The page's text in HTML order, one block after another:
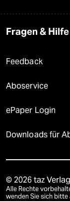
Fragen & Hilfe
Feedback
Aboservice
ePaper Login
Downloads für
© 2026 taz
Alle Rechte
wenden Sie sich bitte